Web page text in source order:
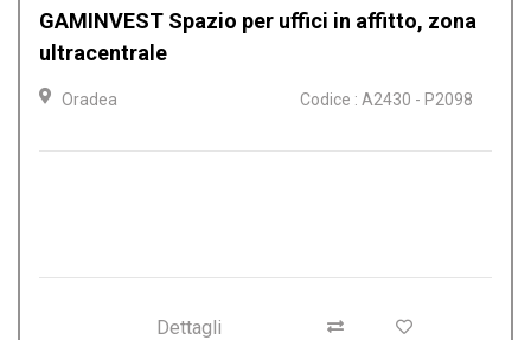
Spazi per uffici in affitto ultracentral a
Oradea, Bihor
Oradea Codice : A2383 - P2061
Dettagli